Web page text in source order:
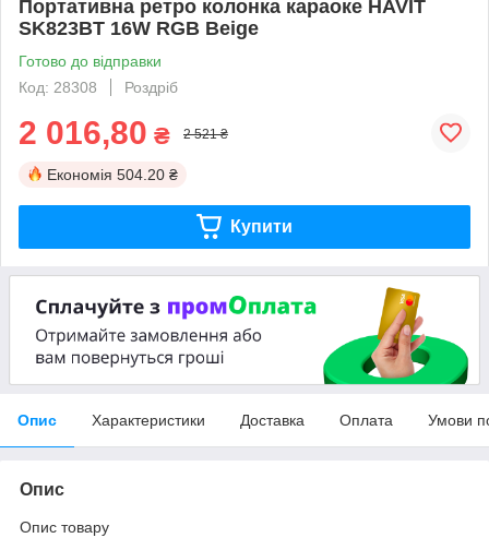
Портативна ретро колонка караоке HAVIT
SK823BT 16W RGB Beige
Готово до відправки
Код: 28308
Роздріб
2 016,80 ₴ 2 521 ₴
Економія 504.20 ₴
Купити
Опис Характеристики Доставка Оплата Умови
Опис
Опис товару